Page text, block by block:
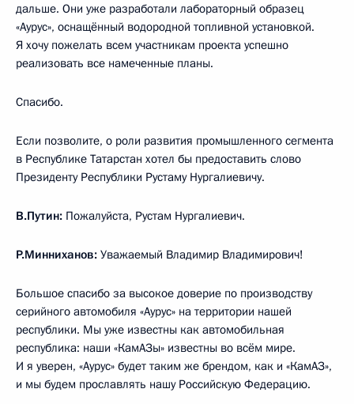
дальше. Они уже разработали лабораторный образец
«Аурус», оснащённый водородной топливной установкой.
Я хочу пожелать всем участникам проекта успешно
реализовать все намеченные планы.
Спасибо.
Если позволите, о роли развития промышленного сегмента
в Республике Татарстан хотел бы предоставить слово
Президенту Республики Рустаму Нургалиевичу.
В.Путин: Пожалуйста, Рустам Нургалиевич.
Р.Минниханов: Уважаемый Владимир Владимирович!
Большое спасибо за высокое доверие по производству
серийного автомобиля «Аурус» на территории нашей
республики. Мы уже известны как автомобильная
республика: наши «КамАЗы» известны во всём мире.
И я уверен, «Аурус» будет таким же брендом, как и «КамАЗ»,
и мы будем прославлять нашу Российскую Федерацию.